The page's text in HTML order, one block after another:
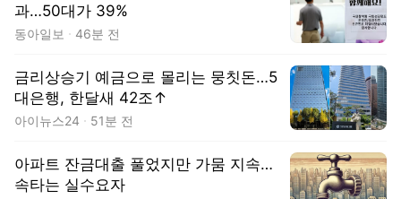
과…50대가 39%
동아일보 46분 전
금리상승기 예금으로 몰리는 뭉칫돈…5
대은행, 한달새 42조↑
아이뉴스24 51분 전
아파트 잔금대출 풀었지만 가뭄 지속…
속타는 실수요자